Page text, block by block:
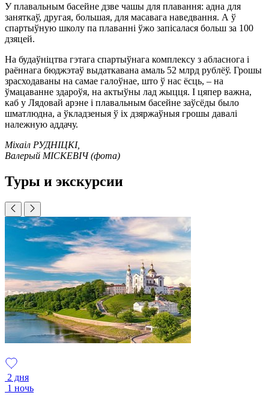
У плавальным басейне дзве чашы для плавання: адна для
заняткаў, другая, большая, для масавага наведвання. А ў
спартыўную школу па плаванні ўжо запісалася больш за 100
дзяцей.
На будаўніцтва гэтага спартыўнага комплексу з абласнога і
раённага бюджэтаў выдаткавана амаль 52 млрд рублёў. Грошы
зрасходаваны на самае галоўнае, што ў нас ёсць, – на
ўмацаванне здароўя, на актыўны лад жыцця. І цяпер важна,
каб у Лядовай арэне і плавальным басейне заўсёды было
шматлюдна, а ўкладзеныя ў іх дзяржаўныя грошы давалі
належную аддачу.
Міхаіл РУДНІЦКІ,
Валерый МІСКЕВІЧ (фота)
Туры и экскурсии
2 дня
1 ночь